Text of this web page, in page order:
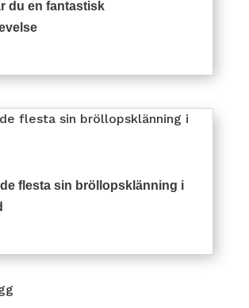
du en fantastisk
flesta sin bröllopsklänning i